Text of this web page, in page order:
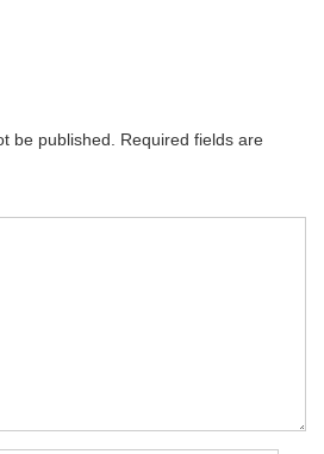
be published.
Required fields are